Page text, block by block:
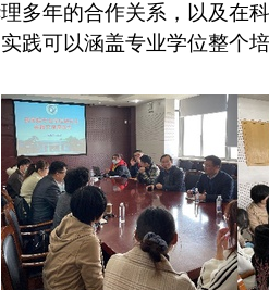
多年的合作关系，以及在
践可以涵盖专业学位整个